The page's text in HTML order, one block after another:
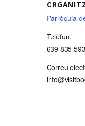
Parròquia
Telèfon:
639 835 593
Correu